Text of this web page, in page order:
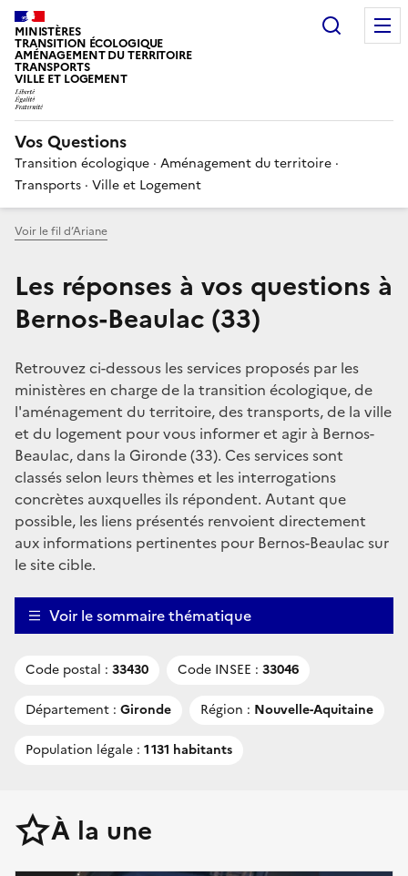
MINISTÈRES
TRANSITION ÉCOLOGIQUE
AMÉNAGEMENT DU TERRITOIRE
TRANSPORTS
VILLE ET LOGEMENT
Vos Questions
Transition écologique · Aménagement du territoire ·
Transports · Ville et Logement
Voir le fil d’Ariane
Les réponses à vos questions à
Bernos-Beaulac (33)
Retrouvez ci-dessous les services proposés par les
ministères en charge de la transition écologique, de
l'aménagement du territoire, des transports, de la ville
et du logement pour vous informer et agir à Bernos-
Beaulac, dans la Gironde (33). Ces services sont
classés selon leurs thèmes et les interrogations
concrètes auxquelles ils répondent. Autant que
possible, les liens présentés renvoient directement
aux informations pertinentes pour Bernos-Beaulac sur
le site cible.
Voir le sommaire thématique
Code postal : 33430 Code INSEE : 33046
Département : Gironde Région : Nouvelle-Aquitaine
Population légale : 1 131 habitants
À la une